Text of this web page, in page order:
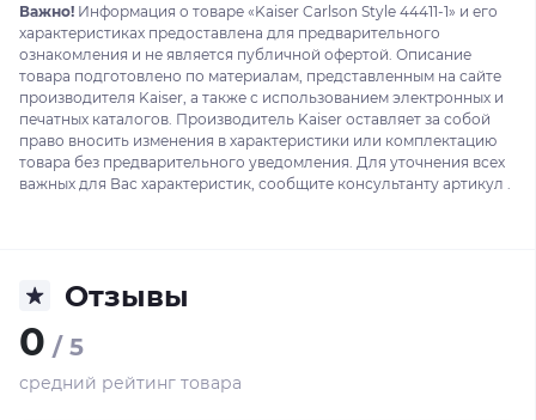
Важно! Информация о товаре «Kaiser Carlson Style 44411-1» и его
характеристиках предоставлена для предварительного
ознакомления и не является публичной офертой. Описание
товара подготовлено по материалам, представленным на сайте
производителя Kaiser, а также с использованием электронных и
печатных каталогов. Производитель Kaiser оставляет за собой
право вносить изменения в характеристики или комплектацию
товара без предварительного уведомления. Для уточнения всех
важных для Вас характеристик, сообщите консультанту артикул .
Отзывы
0 / 5
средний рейтинг товара